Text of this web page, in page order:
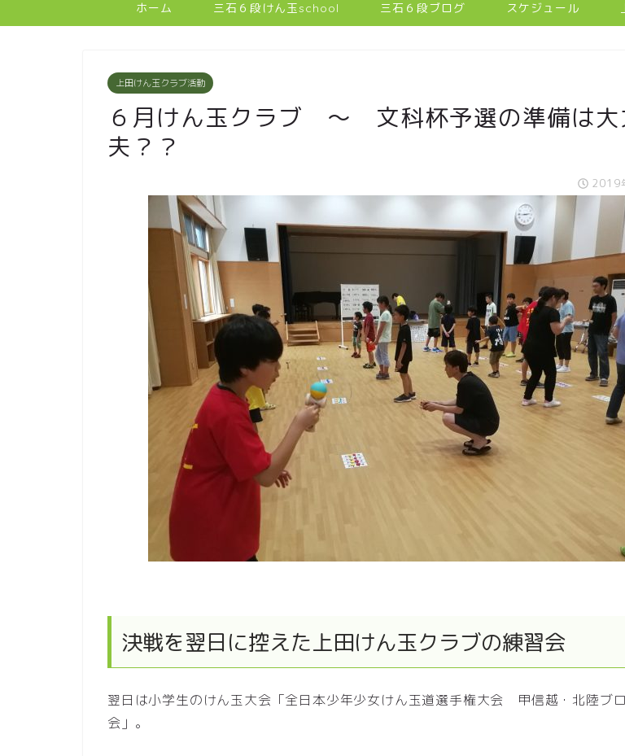
ホーム 三石６段けん玉school 三石６段ブログ スケジュール
上田けん玉クラブ活動
６月けん玉クラブ ～ 文科杯予選の準備は大
夫？？
2019
決戦を翌日に控えた上田けん玉クラブの練習会
翌日は小学生のけん玉大会「全日本少年少女けん玉道選手権大会 甲信越・北陸ブ
会」。